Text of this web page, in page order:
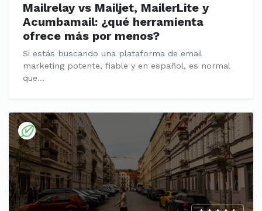
Mailrelay vs Mailjet, MailerLite y
Acumbamail: ¿qué herramienta
ofrece más por menos?
Si estás buscando una plataforma de email
marketing potente, fiable y en español, es normal
que...